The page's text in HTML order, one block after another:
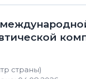
страны)